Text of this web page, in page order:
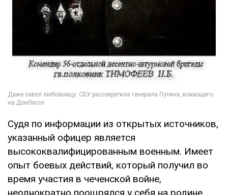
Судя по информации из открытых источников,
указанный офицер является
высококвалифицированным военным. Имеет
опыт боевых действий, который получил во
время участия в чеченской войне,
неоднократно поощрялся у себя на родине